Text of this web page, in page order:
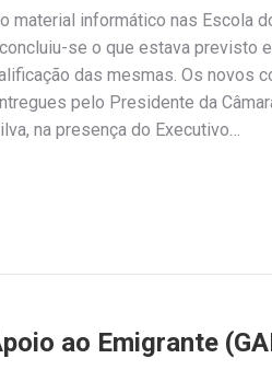
material informático nas Escola
se o que estava previsto
das mesmas. Os novos
pelo Presidente da
na presença do Executivo…
ao Emigrante